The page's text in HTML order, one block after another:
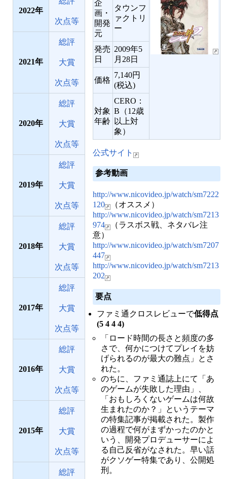
2022
次点等
2021
総評
大賞
次点等
2020
総評
大賞
次点等
2019
総評
大賞
次点等
2018
総評
大賞
次点等
2017
総評
大賞
次点等
2016
総評
大賞
次点等
2015
総評
大賞
次点等
総評
企
画・
開発
元
タウンフ
ァクトリ
ー
発売
日
2009年5
月28日
価格
7,140円
(税込)
対象
年齢
CERO：
B（12歳
以上対
象）
公式サイト
参考動画
http://www.nicovideo.jp/watch/sm7222
120
（オススメ）
http://www.nicovideo.jp/watch/sm7213
974
（ラスボス戦、ネタバレ注
意）
http://www.nicovideo.jp/watch/sm7207
447
http://www.nicovideo.jp/watch/sm7213
202
要点
ファミ通クロスレビューで低得点
(5 4 4 4)
「ロード時間の長さと頻度の多
さで、何かにつけてプレイを妨
げられるのが最大の難点」とさ
れた。
のちに、ファミ通誌上にて「あ
のゲームが失敗した理由」、
「おもしろくないゲームは何故
生まれたのか？」というテーマ
の特集記事が掲載された。製作
の過程で何がまずかったのかと
いう、開発プロデューサーによ
る自己反省がなされた。早い話
がクソゲー特集であり、公開処
刑。